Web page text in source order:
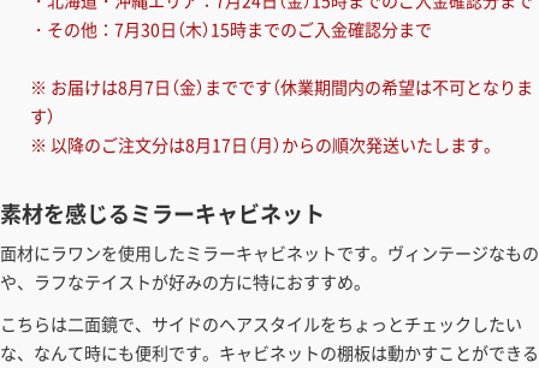
事業主様には「請求書払い」も対応しています。
カートでのお見積り機能
「この商品を選ぶ」からご希望の商品をカートに入れていただき、お届
ことができます。お見積り書の出力も可能です。
・その他：7月30日（木）15時までのご入金確認分まで
※ お届けは8月7日（金）までです（休業期間内の希望は不可となりま
す）
※ 以降のご注文分は8月17日（月）からの順次発送いたします。
素材を感じるミラーキャビネット
面材にラワンを使用したミラーキャビネットです。ヴィンテージなもの
や、ラフなテイストが好みの方に特におすすめ。
こちらは二面鏡で、サイドのヘアスタイルをちょっとチェックしたい
な、なんて時にも便利です。キャビネットの棚板は動かすことができる